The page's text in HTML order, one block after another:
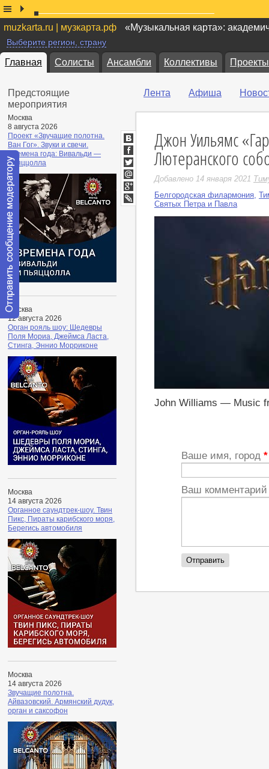
muzkarta.ru | музкарта.рф «Музыкальная карта»:
Выберите регион, страну
Главная Солисты Ансамбли Коллективы Проекты
Предстоящие
мероприятия
Москва
8 августа 2026
Проект «Звучащие полотна.
Ван Гог». Звуки и свечи.
Времена года: Вивальди —
Пьяццолла
Москва
12 августа 2026
Орган рояль шоу: Шедевры
Поля Мориа, Джеймса Ласта,
Стинга, Эннио Морриконе
Москва
14 августа 2026
Органное саундтрек-шоу. Твин
Пикс, Пираты карибского моря,
Берегись автомобиля
Москва
14 августа 2026
Звучащие полотна.
Айвазовский. Армянский дудук,
орган и саксофон
Лента Афиша
Джон Уильямс
Лютеранского
Добавлено 14 января 2021
Белгородская филармония
Святых Петра и Павла
John Williams — Music
ВКонтакте
Facebook
Twitter
Мой
Мир
Google+
LiveJournal
Ваше имя, город *
Ваш
Отправить
сообщение
модератору